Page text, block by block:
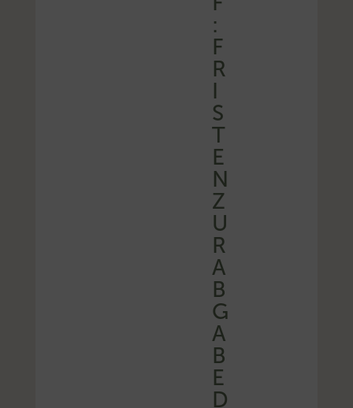
:
F
R
I
S
T
E
N
Z
U
R
A
B
G
A
B
E
D